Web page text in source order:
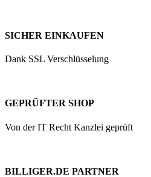
SICHER EINKAUFEN
Dank SSL Verschlüsselung
GEPRÜFTER SHOP
Von der IT Recht Kanzlei geprüft
BILLIGER.DE PARTNER